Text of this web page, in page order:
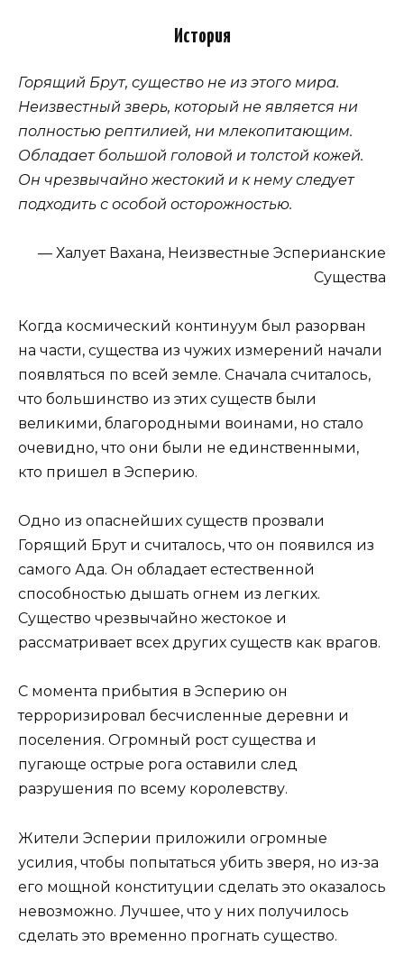
История
Горящий Брут, существо не из этого мира.
Неизвестный зверь, который не является ни
полностью рептилией, ни млекопитающим.
Обладает большой головой и толстой кожей.
Он чрезвычайно жестокий и к нему следует
подходить с особой осторожностью.
— Халует Вахана, Неизвестные Эсперианские
Существа
Когда космический континуум был разорван
на части, существа из чужих измерений начали
появляться по всей земле. Сначала считалось,
что большинство из этих существ были
великими, благородными воинами, но стало
очевидно, что они были не единственными,
кто пришел в Эсперию.
Одно из опаснейших существ прозвали
Горящий Брут и считалось, что он появился из
самого Ада. Он обладает естественной
способностью дышать огнем из легких.
Существо чрезвычайно жестокое и
рассматривает всех других существ как врагов.
С момента прибытия в Эсперию он
терроризировал бесчисленные деревни и
поселения. Огромный рост существа и
пугающе острые рога оставили след
разрушения по всему королевству.
Жители Эсперии приложили огромные
усилия, чтобы попытаться убить зверя, но из-за
его мощной конституции сделать это оказалось
невозможно. Лучшее, что у них получилось
сделать это временно прогнать существо.